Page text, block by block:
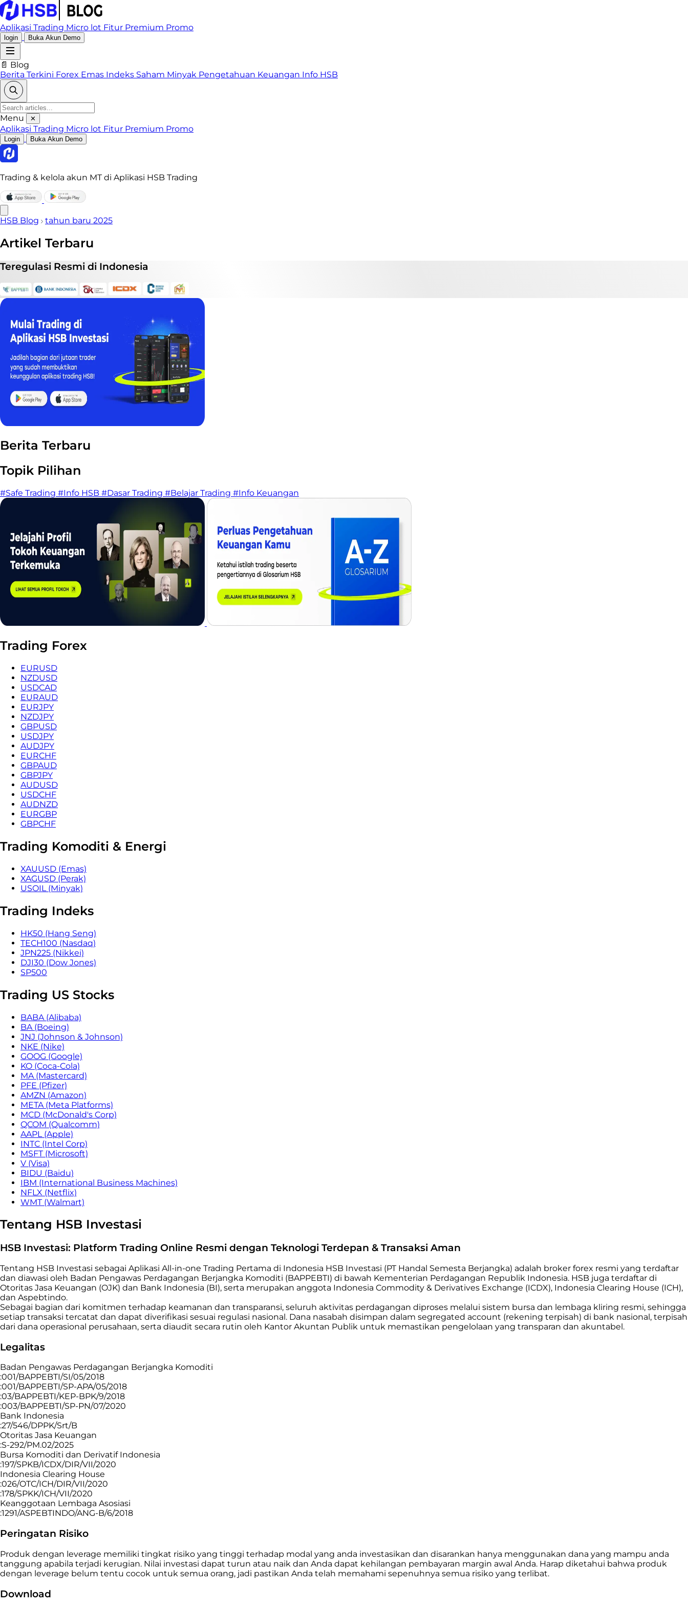
Aplikasi Trading Micro lot Fitur Premium Promo
login Buka Akun Demo
📄 Blog
Berita Terkini Forex Emas Indeks Saham Minyak Pengetahuan Keuangan Info HSB
Menu ✕
Aplikasi Trading Micro lot Fitur Premium Promo
Login Buka Akun Demo
Trading & kelola akun MT di Aplikasi HSB Trading
HSB Blog tahun baru 2025
Artikel Terbaru
Teregulasi Resmi di Indonesia
Berita Terbaru
Topik Pilihan
#Safe Trading #Info HSB #Dasar Trading #Belajar Trading #Info Keuangan
Trading Forex
EURUSD
NZDUSD
USDCAD
EURAUD
EURJPY
NZDJPY
GBPUSD
USDJPY
AUDJPY
EURCHF
GBPAUD
GBPJPY
AUDUSD
USDCHF
AUDNZD
EURGBP
GBPCHF
Trading Komoditi & Energi
XAUUSD (Emas)
XAGUSD (Perak)
USOIL (Minyak)
Trading Indeks
HK50 (Hang Seng)
TECH100 (Nasdaq)
JPN225 (Nikkei)
DJI30 (Dow Jones)
SP500
Trading US Stocks
BABA (Alibaba)
BA (Boeing)
JNJ (Johnson & Johnson)
NKE (Nike)
GOOG (Google)
KO (Coca-Cola)
MA (Mastercard)
PFE (Pfizer)
AMZN (Amazon)
META (Meta Platforms)
MCD (McDonald's Corp)
QCOM (Qualcomm)
AAPL (Apple)
INTC (Intel Corp)
MSFT (Microsoft)
V (Visa)
BIDU (Baidu)
IBM (International Business Machines)
NFLX (Netflix)
WMT (Walmart)
Tentang HSB Investasi
HSB Investasi: Platform Trading Online Resmi dengan Teknologi Terdepan & Transaksi Aman
Tentang HSB Investasi sebagai Aplikasi All-in-one Trading Pertama di Indonesia HSB Investasi (PT Handal Semesta Berjangka) adalah broker forex resmi yang terdaftar
dan diawasi oleh Badan Pengawas Perdagangan Berjangka Komoditi (BAPPEBTI) di bawah Kementerian Perdagangan Republik Indonesia. HSB juga terdaftar di
Otoritas Jasa Keuangan (OJK) dan Bank Indonesia (BI), serta merupakan anggota Indonesia Commodity & Derivatives Exchange (ICDX), Indonesia Clearing House (ICH),
dan Aspebtindo.
Sebagai bagian dari komitmen terhadap keamanan dan transparansi, seluruh aktivitas perdagangan diproses melalui sistem bursa dan lembaga kliring resmi, sehingga
setiap transaksi tercatat dan dapat diverifikasi sesuai regulasi nasional. Dana nasabah disimpan dalam segregated account (rekening terpisah) di bank nasional, terpisah
dari dana operasional perusahaan, serta diaudit secara rutin oleh Kantor Akuntan Publik untuk memastikan pengelolaan yang transparan dan akuntabel.
Legalitas
Badan Pengawas Perdagangan Berjangka Komoditi
:001/BAPPEBTI/SI/05/2018
:001/BAPPEBTI/SP-APA/05/2018
:03/BAPPEBTI/KEP-BPK/9/2018
:003/BAPPEBTI/SP-PN/07/2020
Bank Indonesia
:27/546/DPPK/Srt/B
Otoritas Jasa Keuangan
:S-292/PM.02/2025
Bursa Komoditi dan Derivatif Indonesia
:197/SPKB/ICDX/DIR/VII/2020
Indonesia Clearing House
:026/OTC/ICH/DIR/VII/2020
:178/SPKK/ICH/VII/2020
Keanggotaan Lembaga Asosiasi
:1291/ASPEBTINDO/ANG-B/6/2018
Peringatan Risiko
Produk dengan leverage memiliki tingkat risiko yang tinggi terhadap modal yang anda investasikan dan disarankan hanya menggunakan dana yang mampu anda
tanggung apabila terjadi kerugian. Nilai investasi dapat turun atau naik dan Anda dapat kehilangan pembayaran margin awal Anda. Harap diketahui bahwa produk
dengan leverage belum tentu cocok untuk semua orang, jadi pastikan Anda telah memahami sepenuhnya semua risiko yang terlibat.
Download